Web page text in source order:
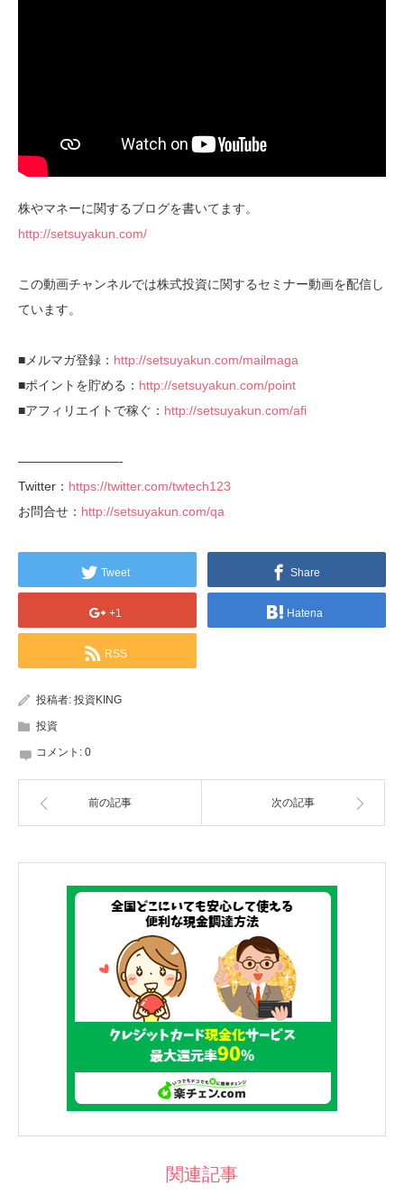
株やマネーに関するブログを書いてます。
http://setsuyakun.com/
この動画チャンネルでは株式投資に関するセミナー動画を配信し
ています。
■メルマガ登録： http://setsuyakun.com/mailmaga
■ポイントを貯める： http://setsuyakun.com/point
■アフィリエイトで稼ぐ： http://setsuyakun.com/afi
————————-
Twitter： https://twitter.com/twtech123
お問合せ： http://setsuyakun.com/qa
Tweet Share
+1 Hatena
RSS
投稿者: 投資KING
投資
コメント: 0
前の記事 次の記事
関連記事